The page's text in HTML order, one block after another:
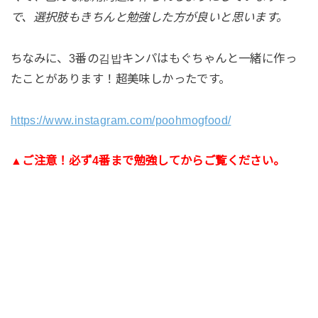
で、選択肢もきちんと勉強した方が良いと思います。
ちなみに、3番の김밥キンパはもぐちゃんと一緒に作っ
たことがあります！超美味しかったです。
https://www.instagram.com/poohmogfood/
▲ご注意！必ず4番まで勉強してからご覧ください。